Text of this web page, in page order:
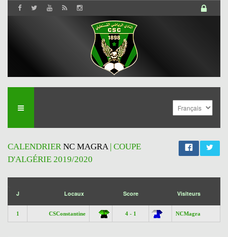
CALENDRIERNC MAGRA| COUPE
D'ALGÉRIE 2019/2020
J Locaux Score Visiteurs
1 CSConstantine 4 - 1 NCMagra